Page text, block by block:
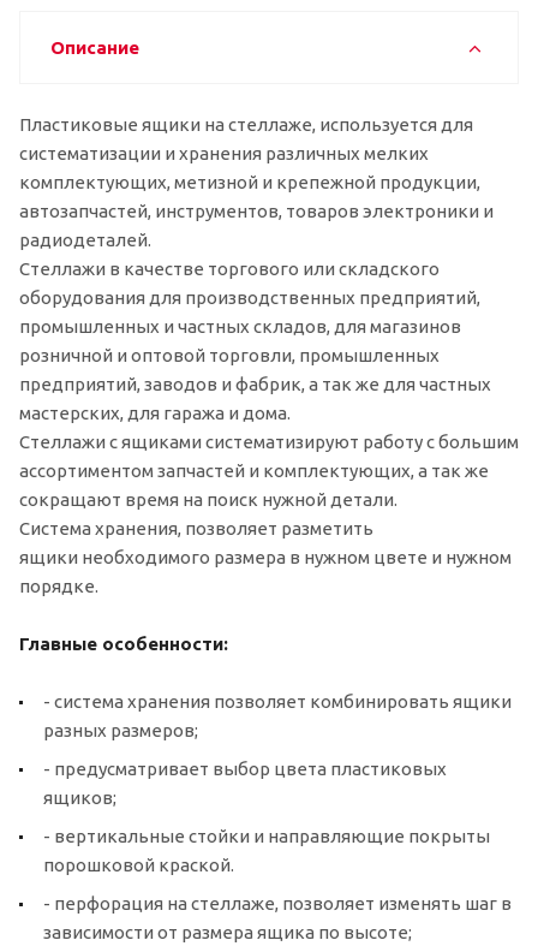
Описание
Пластиковые ящики на стеллаже, используется для
систематизации и хранения различных мелких
комплектующих, метизной и крепежной продукции,
автозапчастей, инструментов, товаров электроники и
радиодеталей.
Стеллажи в качестве торгового или складского
оборудования для производственных предприятий,
промышленных и частных складов, для магазинов
розничной и оптовой торговли, промышленных
предприятий, заводов и фабрик, а так же для частных
мастерских, для гаража и дома.
Стеллажи с ящиками систематизируют работу с большим
ассортиментом запчастей и комплектующих, а так же
сокращают время на поиск нужной детали.
Система хранения, позволяет разметить
ящики необходимого размера в нужном цвете и нужном
порядке.
Главные особенности:
- система хранения позволяет комбинировать ящики
разных размеров;
- предусматривает выбор цвета пластиковых
ящиков;
- вертикальные стойки и направляющие покрыты
порошковой краской.
- перфорация на стеллаже, позволяет изменять шаг в
зависимости от размера ящика по высоте;